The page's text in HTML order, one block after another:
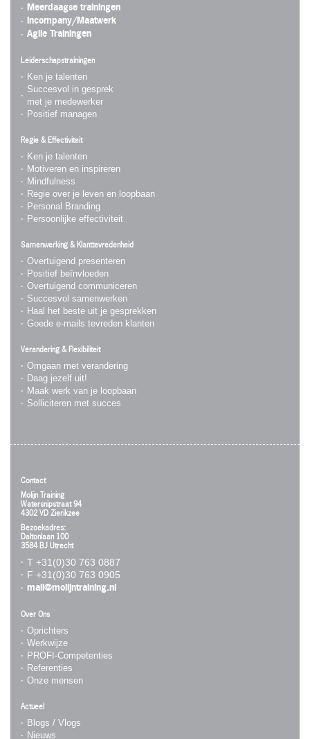
Meerdaagse trainingen
Incompany/Maatwerk
Agile Trainingen
Leiderschapstrainingen
Ken je talenten
Succesvol in gesprek
met je medewerker
Positief managen
Regie & Effectiviteit
Ken je talenten
Motiveren en inspireren
Mindfulness
Regie over je leven en loopbaan
Personal Branding
Persoonlijke effectiviteit
Samenwerking & Klanttevredenheid
Overtuigend presenteren
Positief beïnvloeden
Overtuigend communiceren
Succesvol samenwerken
Haal het beste uit je gesprekken
Goede e-mails tevreden klanten
Verandering & Flexibiliteit
Omgaan met verandering
Daag jezelf uit!
Maak werk van je loopbaan
Solliciteren met succes
Contact
Molijn Training
Watersnipstraat 94
4302 VD Zierikzee
Bezoekadres:
Daltonlaan 100
3584 BJ Utrecht
T +31(0)30 763 0887
F +31(0)30 763 0905
mail@molijntraining.nl
Over Ons
Oprichters
Werkwijze
PROFI-Competenties
Referenties
Onze mensen
Actueel
Blogs / Vlogs
Nieuws